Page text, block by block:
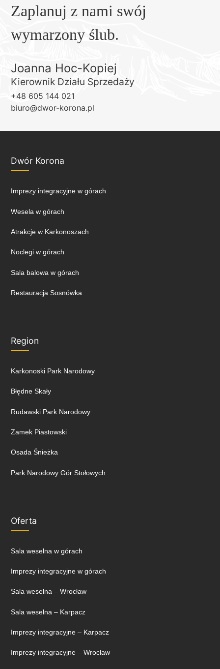
Zaplanuj z nami swój
wymarzony ślub.
Joanna Hoc-Kopiej
Kierownik Działu Sprzedaży
+48 605 144 021
biuro@dwor-korona.pl
Dwór Korona
Imprezy integracyjne w górach
Wesela w górach
Atrakcje w Karkonoszach
Noclegi w górach
Sala balowa w górach
Restauracja Sosnówka
Region
Karkonoski Park Narodowy
Błędne Skały
Rudawski Park Narodowy
Zamek Piastowski
Osada Śnieżka
Park Narodowy Gór Stołowych
Oferta
Sala weselna w górach
Imprezy integracyjne w górach
Sala weselna – Wrocław
Sala weselna – Karpacz
Imprezy integracyjne – Karpacz
Imprezy integracyjne – Wrocław